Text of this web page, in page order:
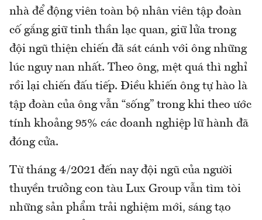
nhà để động viên toàn bộ nhân viên tập đoàn
cố gắng giữ tinh thần lạc quan, giữ lửa trong
đội ngũ thiện chiến đã sát cánh với ông những
lúc nguy nan nhất. Theo ông, mệt quá thì nghỉ
rồi lại chiến đấu tiếp. Điều khiến ông tự hào là
tập đoàn của ông vẫn “sống” trong khi theo ước
tính khoảng 95% các doanh nghiệp lữ hành đã
đóng cửa.
Từ tháng 4/2021 đến nay đội ngũ của người
thuyền trưởng con tàu Lux Group vẫn tìm tòi
những sản phẩm trải nghiệm mới, sáng tạo